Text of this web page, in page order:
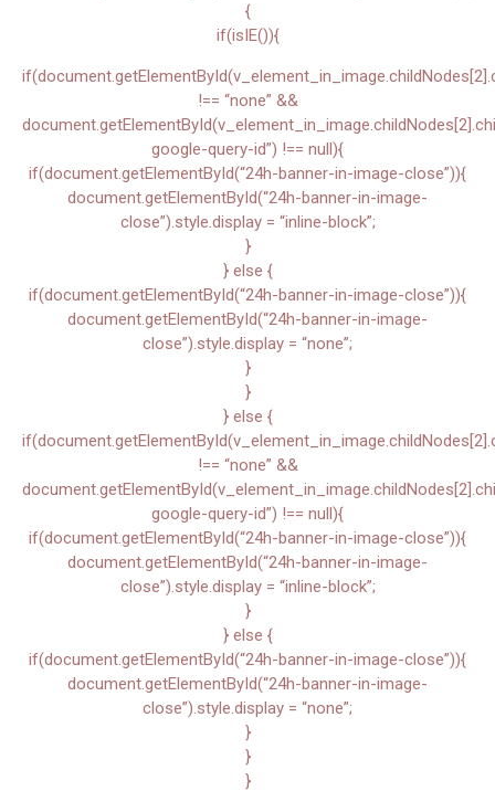
{
if(isIE()){
!== “none” &&
google-query-id”) !== null){
if(document.getElementById(“24h-banner-in-image-close”)){
document.getElementById(“24h-banner-in-image-
close”).style.display = “inline-block”;
}
} else {
if(document.getElementById(“24h-banner-in-image-close”)){
document.getElementById(“24h-banner-in-image-
close”).style.display = “none”;
}
}
} else {
!== “none” &&
google-query-id”) !== null){
if(document.getElementById(“24h-banner-in-image-close”)){
document.getElementById(“24h-banner-in-image-
close”).style.display = “inline-block”;
}
} else {
if(document.getElementById(“24h-banner-in-image-close”)){
document.getElementById(“24h-banner-in-image-
close”).style.display = “none”;
}
}
}